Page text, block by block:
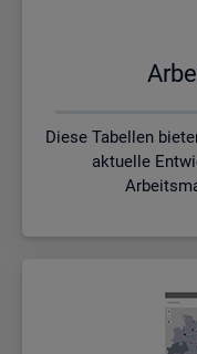
Diese Tabellen
aktuelle